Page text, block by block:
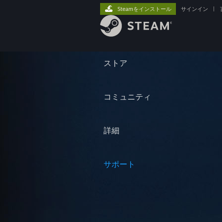
ストア
コミュニティ
詳細
サポート
Steamをインストール サインイン